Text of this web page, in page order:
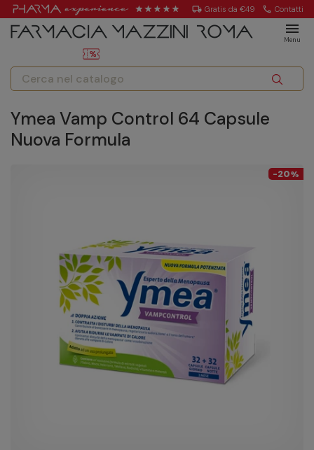
local_shipping Gratis da €49 call Contatti
menu
Menu
Ymea Vamp Control 64 Capsule
Nuova Formula
-20%